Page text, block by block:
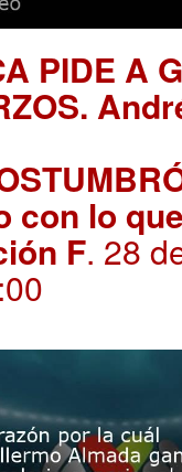
PIDE A
con lo
F. 28